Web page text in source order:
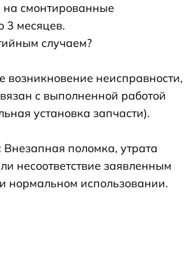
на смонтированные
3 месяцев.
случаем?
возникновение неисправности,
с выполненной работой
установка запчасти).
поломка, утрата
несоответствие заявленным
нормальном использовании.